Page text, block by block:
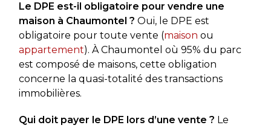
Le DPE est-il obligatoire pour vendre une
maison à Chaumontel ? Oui, le DPE est
obligatoire pour toute vente (maison ou
appartement). À Chaumontel où 95% du parc
est composé de maisons, cette obligation
concerne la quasi-totalité des transactions
immobilières.
Qui doit payer le DPE lors d’une vente ? Le